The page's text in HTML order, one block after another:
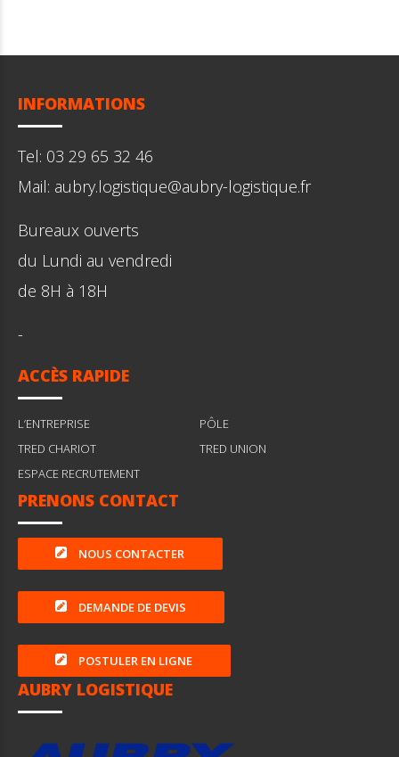
INFORMATIONS
Tel: 03 29 65 32 46
Mail: aubry.logistique@aubry-logistique.fr
Bureaux ouverts
du Lundi au vendredi
de 8H à 18H
-
ACCÈS RAPIDE
L’ENTREPRISE
PÔLE
TRED CHARIOT
TRED UNION
ESPACE RECRUTEMENT
PRENONS CONTACT
NOUS CONTACTER
DEMANDE DE DEVIS
POSTULER EN LIGNE
AUBRY LOGISTIQUE